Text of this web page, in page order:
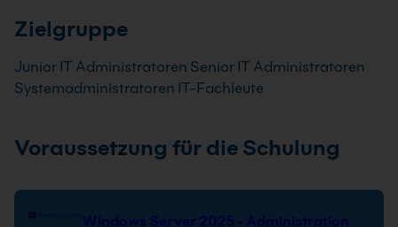
Zielgruppe
Junior IT Administratoren Senior IT Administratoren
Systemadministratoren IT-Fachleute
Voraussetzung für die Schulung